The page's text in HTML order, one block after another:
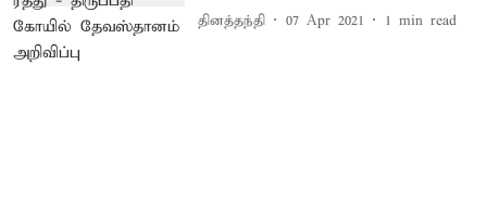
தினத்தந்தி 07 Apr 2021 1 min read